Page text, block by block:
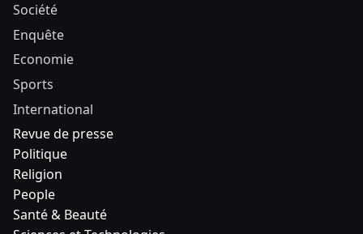
Société
Enquête
Economie
Sports
International
Revue de presse
Politique
Religion
People
Santé & Beauté